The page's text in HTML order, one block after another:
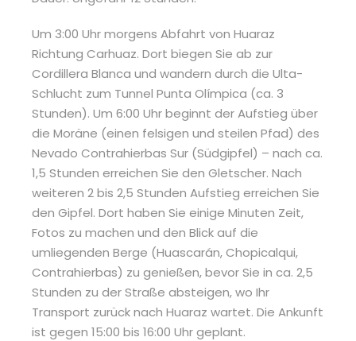
Um 3:00 Uhr morgens Abfahrt von Huaraz
Richtung Carhuaz. Dort biegen Sie ab zur
Cordillera Blanca und wandern durch die Ulta-
Schlucht zum Tunnel Punta Olímpica (ca. 3
Stunden). Um 6:00 Uhr beginnt der Aufstieg über
die Moräne (einen felsigen und steilen Pfad) des
Nevado Contrahierbas Sur (Südgipfel) – nach ca.
1,5 Stunden erreichen Sie den Gletscher. Nach
weiteren 2 bis 2,5 Stunden Aufstieg erreichen Sie
den Gipfel. Dort haben Sie einige Minuten Zeit,
Fotos zu machen und den Blick auf die
umliegenden Berge (Huascarán, Chopicalqui,
Contrahierbas) zu genießen, bevor Sie in ca. 2,5
Stunden zu der Straße absteigen, wo Ihr
Transport zurück nach Huaraz wartet. Die Ankunft
ist gegen 15:00 bis 16:00 Uhr geplant.